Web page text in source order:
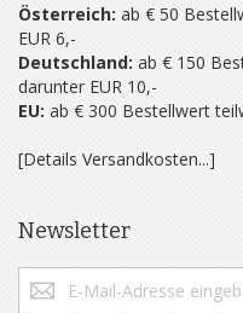
Österreich: ab € 50
EUR 6,-
Deutschland: ab € 150
darunter EUR 10,-
EU: ab € 300 Bestellwert
[Details Versandkosten...]
Newsletter